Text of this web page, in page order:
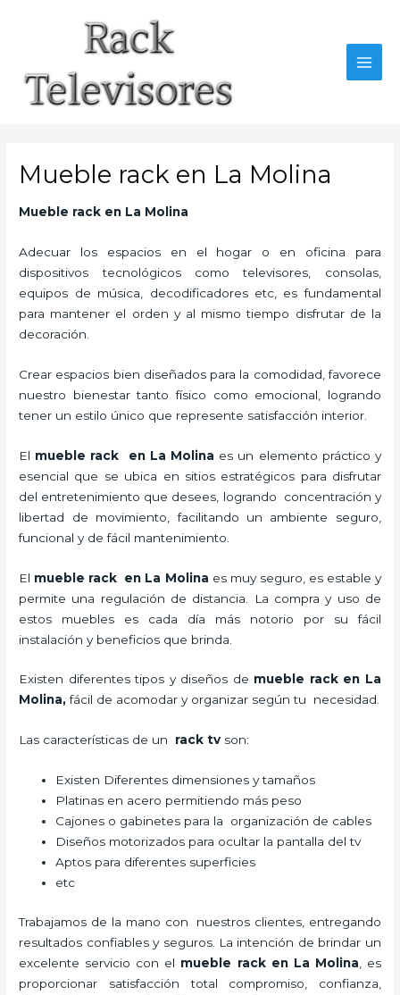
Mueble rack en La Molina
Mueble rack en La Molina
Adecuar los espacios en el hogar o en oficina para
dispositivos tecnológicos como televisores, consolas,
equipos de música, decodificadores etc, es fundamental
para mantener el orden y al mismo tiempo disfrutar de la
decoración.
Crear espacios bien diseñados para la comodidad, favorece
nuestro bienestar tanto físico como emocional, logrando
tener un estilo único que represente satisfacción interior.
El mueble rack en La Molina es un elemento práctico y
esencial que se ubica en sitios estratégicos para disfrutar
del entretenimiento que desees, logrando concentración y
libertad de movimiento, facilitando un ambiente seguro,
funcional y de fácil mantenimiento.
El mueble rack en La Molina es muy seguro, es estable y
permite una regulación de distancia. La compra y uso de
estos muebles es cada día más notorio por su fácil
instalación y beneficios que brinda.
Existen diferentes tipos y diseños de mueble rack en La
Molina,fácil de acomodar y organizar según tu necesidad.
Las características de un rack tv son:
Existen Diferentes dimensiones y tamaños
Platinas en acero permitiendo más peso
Cajones o gabinetes para la organización de cables
Diseños motorizados para ocultar la pantalla del tv
Aptos para diferentes superficies
etc
Trabajamos de la mano con nuestros clientes, entregando
resultados confiables y seguros. La intención de brindar un
excelente servicio con el mueble rack en La Molina , es
proporcionar satisfacción total compromiso, confianza,